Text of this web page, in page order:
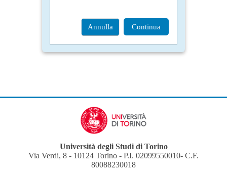
Annulla Continua
Università degli Studi di Torino
Via Verdi, 8 - 10124 Torino - P.I. 02099550010- C.F.
80088230018